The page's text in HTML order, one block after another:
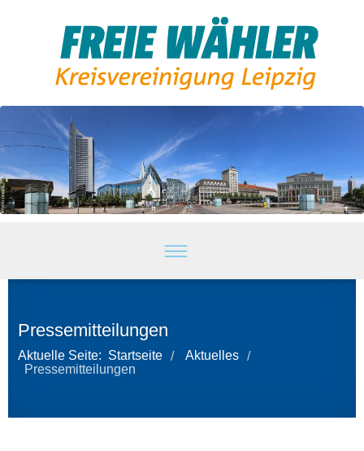
Pressemitteilungen
Aktuelle Seite: Startseite / Aktuelles /
Pressemitteilungen